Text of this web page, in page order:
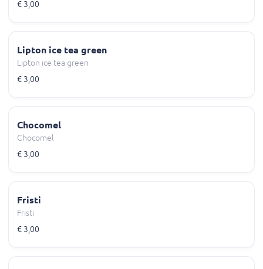
€ 3,00
Lipton ice tea green
Lipton ice tea green
€ 3,00
Chocomel
Chocomel
€ 3,00
Fristi
Fristi
€ 3,00